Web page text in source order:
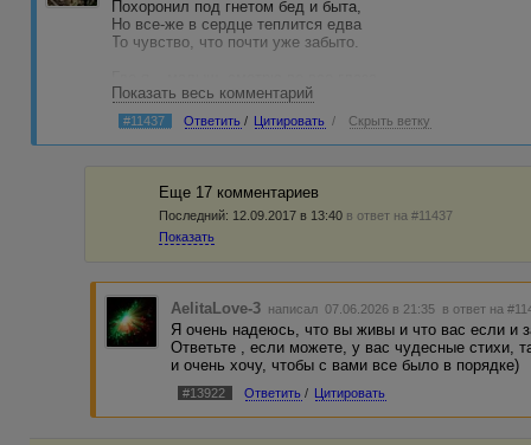
Похоронил под гнетом бед и быта,
Но все-же в сердце теплится едва
То чувство, что почти уже забыто.
Без тяжких дум и прожитых лет груза,
А ты еще не средоточье зла,
А главный град Советского Союза!
О полной славы доле космонавта.
И я взрослел, и изменялась ты,
И вот однажды наступило «завтра».
Тебе теперь как макияж для трупа.
Вот на дворе уж двадцать первый век!
Что вижу я со своего балкона?
Пятнадцать миллионов человек,
А москвичей – не больше миллиона!
Показать весь комментарий
#11437 Ответить / Цитировать / Скрыть ветку
Еще 17 комментариев
Последний: 12.09.2017 в 13:40 в ответ на #11437
Показать
AelitaLove-3 написал 07.06.2026 в 21:35 в ответ на
Я очень надеюсь, что вы живы и что вас если и
Ответьте , если можете, у вас чудесные стихи,
и очень хочу, чтобы с вами все было в порядке)
#13922 Ответить / Цитировать